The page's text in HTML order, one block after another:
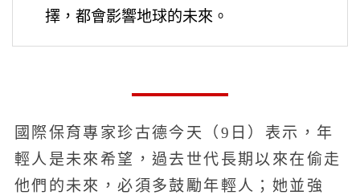
擇，都會影響地球的未來。
國際保育專家珍古德今天（9日）表示，年
輕人是未來希望，過去世代長期以來在偷走
他們的未來，必須多鼓勵年輕人；她並強